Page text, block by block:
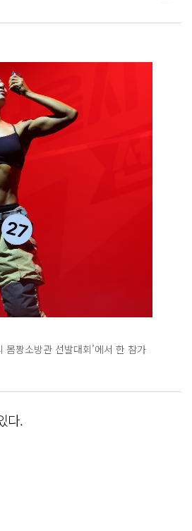
몸짱소방관 선발대회’에서 한 참가
다.